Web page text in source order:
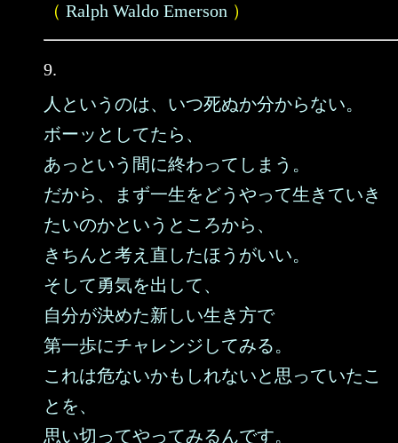
（ Ralph Waldo Emerson ）
9.
人というのは、いつ死ぬか分からない。
ボーッとしてたら、
あっという間に終わってしまう。
だから、まず一生をどうやって生きていき
たいのかというところから、
きちんと考え直したほうがいい。
そして勇気を出して、
自分が決めた新しい生き方で
第一歩にチャレンジしてみる。
これは危ないかもしれないと思っていたこ
とを、
思い切ってやってみるんです。